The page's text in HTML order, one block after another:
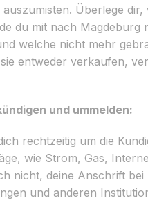
auszumisten. Überlege dir,
du mit nach Magdeburg
welche nicht mehr
entweder verkaufen,
und ummelden:
rechtzeitig um die
wie Strom, Gas,
nicht, deine Anschrift bei
und anderen